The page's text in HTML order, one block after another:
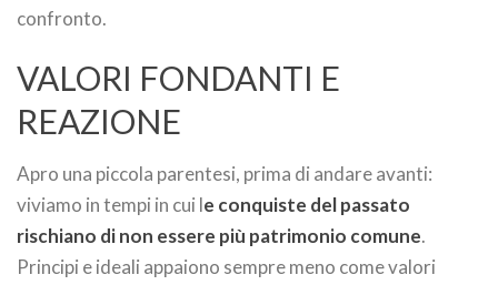
confronto.
VALORI FONDANTI E
REAZIONE
Apro una piccola parentesi, prima di andare avanti:
viviamo in tempi in cui le conquiste del passato
rischiano di non essere più patrimonio comune.
Principi e ideali appaiono sempre meno come valori